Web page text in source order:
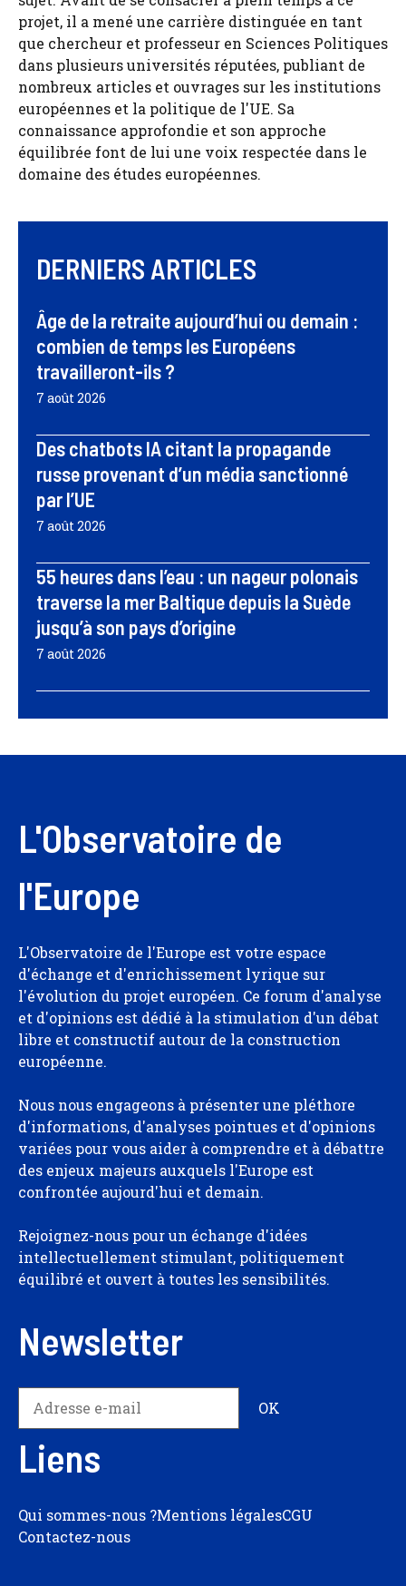
projet, il a mené une carrière distinguée en tant
que chercheur et professeur en Sciences Politiques
dans plusieurs universités réputées, publiant de
nombreux articles et ouvrages sur les institutions
européennes et la politique de l'UE. Sa
connaissance approfondie et son approche
équilibrée font de lui une voix respectée dans le
domaine des études européennes.
DERNIERS ARTICLES
Âge de la retraite aujourd’hui ou demain :
combien de temps les Européens
travailleront-ils ?
7 août 2026
Des chatbots IA citant la propagande
russe provenant d’un média sanctionné
par l’UE
7 août 2026
55 heures dans l’eau : un nageur polonais
traverse la mer Baltique depuis la Suède
jusqu’à son pays d’origine
7 août 2026
L'Observatoire de
l'Europe
L'Observatoire de l'Europe est votre espace
d'échange et d'enrichissement lyrique sur
l'évolution du projet européen. Ce forum d'analyse
et d'opinions est dédié à la stimulation d'un débat
libre et constructif autour de la construction
européenne.
Nous nous engageons à présenter une pléthore
d'informations, d'analyses pointues et d'opinions
variées pour vous aider à comprendre et à débattre
des enjeux majeurs auxquels l'Europe est
confrontée aujourd'hui et demain.
Rejoignez-nous pour un échange d'idées
intellectuellement stimulant, politiquement
équilibré et ouvert à toutes les sensibilités.
Newsletter
Liens
Qui sommes-nous ?Mentions légalesCGU
Contactez-nous